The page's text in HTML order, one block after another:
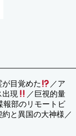
目覚めた
／ア
出現
／巨視的量
報部のリモートビ
と異国の大神様／